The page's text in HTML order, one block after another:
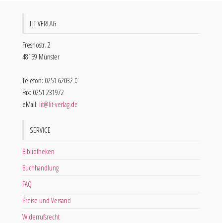
LIT VERLAG
Fresnostr. 2
48159 Münster
Telefon: 0251 62032 0
Fax: 0251 231972
eMail: lit@lit-verlag.de
SERVICE
Bibliotheken
Buchhandlung
FAQ
Preise und Versand
Widerrufsrecht